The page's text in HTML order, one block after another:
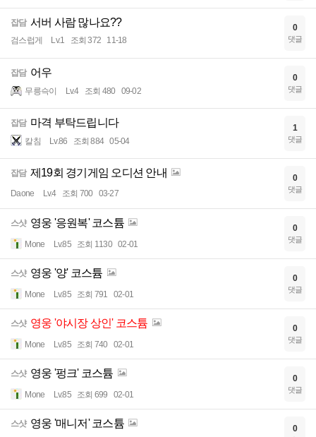
잡담 서버 사람 많나요??
검스럽게 Lv.1 조회 372 11-18
0
댓글
잡담 어우
무릉슥이 Lv.4 조회 480 09-02
0
댓글
잡담 마격 부탁드립니다
칼침 Lv.86 조회 884 05-04
1
댓글
잡담 제19회 경기게임 오디션 안내
Daone Lv.4 조회 700 03-27
0
댓글
스샷 영웅 '응원복' 코스튬
Mone Lv.85 조회 1130 02-01
0
댓글
스샷 영웅 '양' 코스튬
Mone Lv.85 조회 791 02-01
0
댓글
스샷 영웅 '야시장 상인' 코스튬
Mone Lv.85 조회 740 02-01
0
댓글
스샷 영웅 '펑크' 코스튬
Mone Lv.85 조회 699 02-01
0
댓글
스샷 영웅 '매니저' 코스튬 0